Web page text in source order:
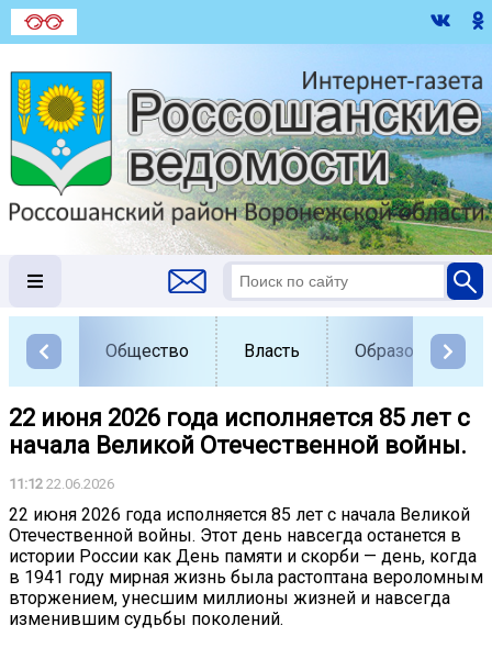
Общество Власть Образование
22 июня 2026 года исполняется 85 лет с
начала Великой Отечественной войны.
11:12 22.06.2026
22 июня 2026 года исполняется 85 лет с начала Великой
Отечественной войны. Этот день навсегда останется в
истории России как День памяти и скорби — день, когда
в 1941 году мирная жизнь была растоптана вероломным
вторжением, унесшим миллионы жизней и навсегда
изменившим судьбы поколений.